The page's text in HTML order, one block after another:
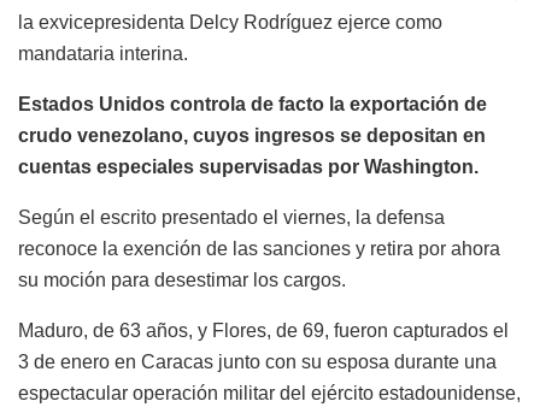
la exvicepresidenta Delcy Rodríguez ejerce como
mandataria interina.
Estados Unidos controla de facto la exportación de
crudo venezolano, cuyos ingresos se depositan en
cuentas especiales supervisadas por Washington.
Según el escrito presentado el viernes, la defensa
reconoce la exención de las sanciones y retira por ahora
su moción para desestimar los cargos.
Maduro, de 63 años, y Flores, de 69, fueron capturados el
3 de enero en Caracas junto con su esposa durante una
espectacular operación militar del ejército estadounidense,